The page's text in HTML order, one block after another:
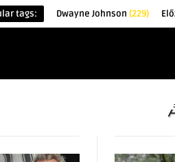
tags: Dwayne Johnson (229)